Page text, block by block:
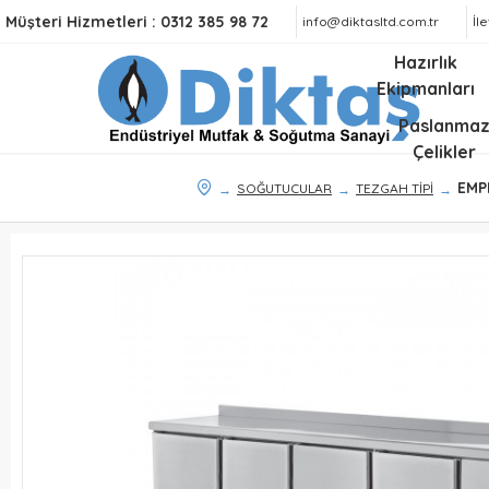
Müşteri Hizmetleri : 0312 385 98 72 info@diktasltd.com.tr
Hazırlık
Ekipmanları
Paslanmaz
Çelikler
SOĞUTUCULAR TEZGAH TİPİ